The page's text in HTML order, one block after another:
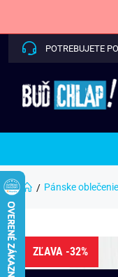
POTREBUJETE
Pánske oblečenie
ZĽAVA -32%